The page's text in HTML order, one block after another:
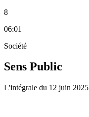
8
06:01
Société
Sens Public
L'intégrale du 12 juin 2025